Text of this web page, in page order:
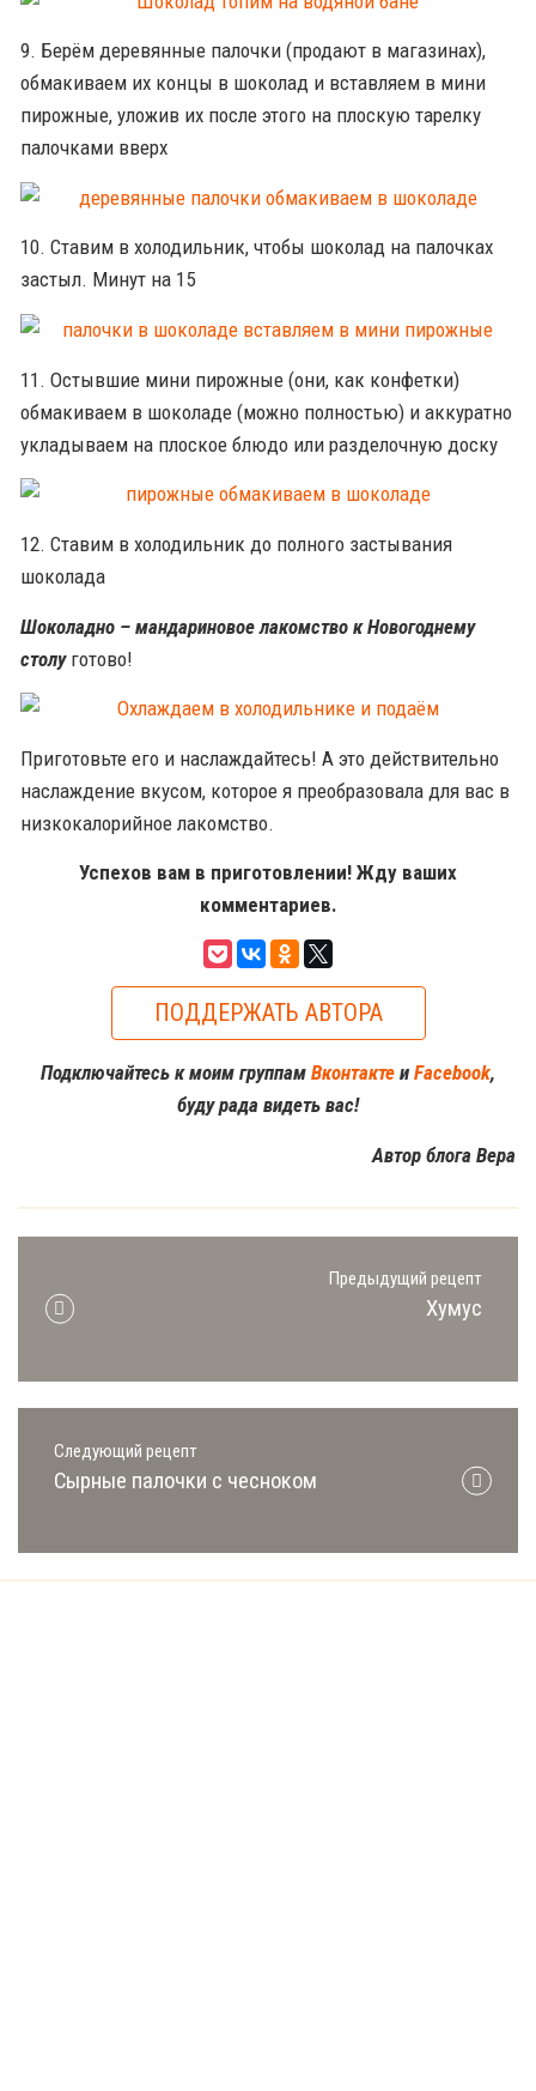
9. Берём деревянные палочки (продают в магазинах),
обмакиваем их концы в шоколад и вставляем в мини
пирожные, уложив их после этого на плоскую тарелку
палочками вверх
10. Ставим в холодильник, чтобы шоколад на палочках
застыл. Минут на 15
11. Остывшие мини пирожные (они, как конфетки)
обмакиваем в шоколаде (можно полностью) и аккуратно
укладываем на плоское блюдо или разделочную доску
12. Ставим в холодильник до полного застывания
шоколада
Шоколадно – мандариновое лакомство к Новогоднему
столуготово!
Приготовьте его и наслаждайтесь! А это действительно
наслаждение вкусом, которое я преобразовала для вас в
низкокалорийное лакомство.
Успехов вам в приготовлении! Жду ваших
комментариев.
ПОДДЕРЖАТЬ АВТОРА
Подключайтесь к моим группам Вконтакте и Facebook,
буду рада видеть вас!
Автор блога Вера
Предыдущий рецепт
Хумус
Следующий рецепт
Сырные палочки с чесноком